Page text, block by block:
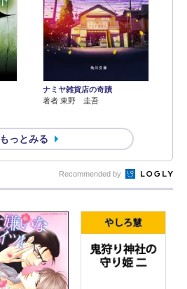
ナミヤ雑貨店の奇蹟
著者 東野 圭吾
もっとみる
Recommended by